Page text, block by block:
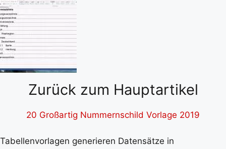
Zurück zum Hauptartikel
20 Großartig Nummernschild Vorlage 2019
Tabellenvorlagen generieren Datensätze in